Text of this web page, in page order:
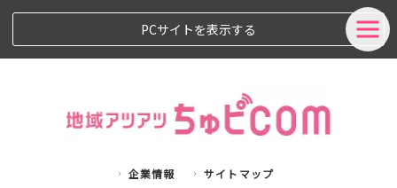
PCサイトを表示する
企業情報
サイトマップ